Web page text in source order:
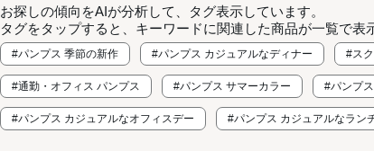
お探しの傾向をAIが分析して、タグ表示しています。
タグをタップすると、キーワードに関連した商品が一覧で表
#パンプス 季節の新作 #パンプス カジュアルなディナー #ス
#通勤・オフィス パンプス #パンプス サマーカラー #パンプ
#パンプス カジュアルなオフィスデー #パンプス カジュアルなラン